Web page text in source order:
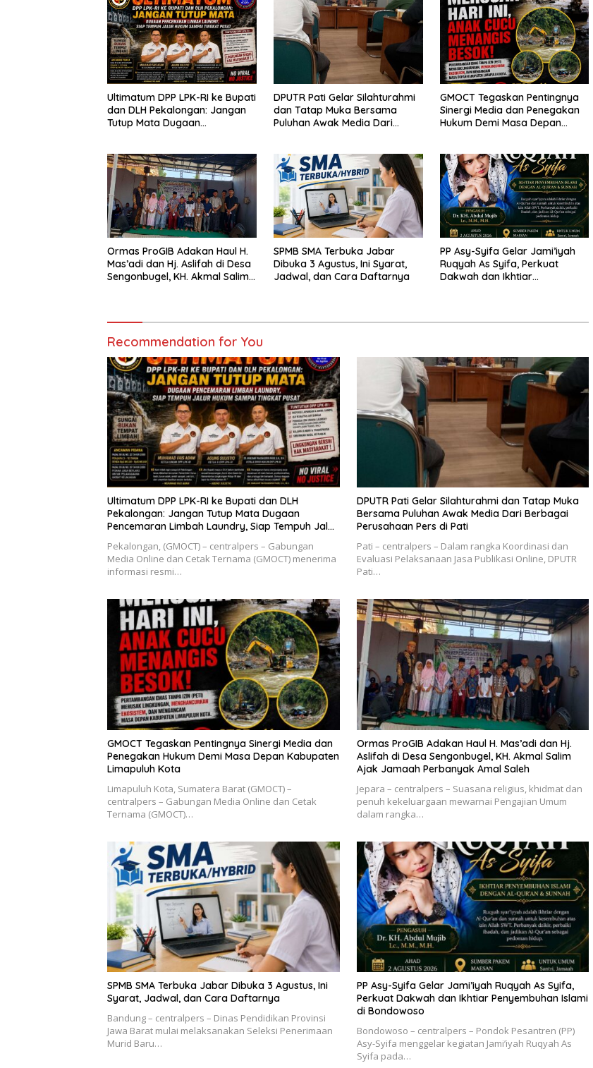
Ultimatum DPP LPK-RI ke Bupati
dan DLH Pekalongan: Jangan
Tutup Mata Dugaan
Sampai Tingkat Pusat
DPUTR Pati Gelar Silahturahmi
dan Tatap Muka Bersama
Puluhan Awak Media Dari
GMOCT Tegaskan Pentingnya
Sinergi Media dan Penegakan
Hukum Demi Masa Depan
Ormas ProGIB Adakan Haul H.
Mas’adi dan Hj. Aslifah di Desa
Sengonbugel, KH. Akmal Salim
SPMB SMA Terbuka Jabar
Dibuka 3 Agustus, Ini Syarat,
Jadwal, dan Cara Daftarnya
PP Asy-Syifa Gelar Jami’iyah
Ruqyah As Syifa, Perkuat
Dakwah dan Ikhtiar
Recommendation for You
Ultimatum DPP LPK-RI ke Bupati dan DLH
Pekalongan: Jangan Tutup Mata Dugaan
Pencemaran Limbah Laundry, Siap Tempuh Jalur
Pekalongan, (GMOCT) – centralpers – Gabungan
Media Online dan Cetak Ternama (GMOCT) menerima
informasi resmi…
DPUTR Pati Gelar Silahturahmi dan Tatap Muka
Bersama Puluhan Awak Media Dari Berbagai
Perusahaan Pers di Pati
Pati – centralpers – Dalam rangka Koordinasi dan
Evaluasi Pelaksanaan Jasa Publikasi Online, DPUTR
Pati…
GMOCT Tegaskan Pentingnya Sinergi Media dan
Penegakan Hukum Demi Masa Depan Kabupaten
Limapuluh Kota
Limapuluh Kota, Sumatera Barat (GMOCT) –
centralpers – Gabungan Media Online dan Cetak
Ternama (GMOCT)…
Ormas ProGIB Adakan Haul H. Mas’adi dan Hj.
Aslifah di Desa Sengonbugel, KH. Akmal Salim
Ajak Jamaah Perbanyak Amal Saleh
Jepara – centralpers – Suasana religius, khidmat dan
penuh kekeluargaan mewarnai Pengajian Umum
dalam rangka…
SPMB SMA Terbuka Jabar Dibuka 3 Agustus, Ini
Syarat, Jadwal, dan Cara Daftarnya
Bandung – centralpers – Dinas Pendidikan Provinsi
Jawa Barat mulai melaksanakan Seleksi Penerimaan
Murid Baru…
PP Asy-Syifa Gelar Jami’iyah Ruqyah As Syifa,
Perkuat Dakwah dan Ikhtiar Penyembuhan Islami
di Bondowoso
Bondowoso – centralpers – Pondok Pesantren (PP)
Asy-Syifa menggelar kegiatan Jami’iyah Ruqyah As
Syifa pada…